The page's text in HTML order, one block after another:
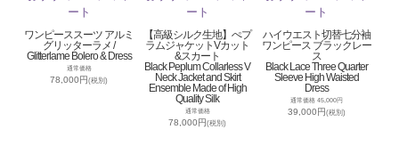
ワンピーススーツ アルミ
グリッターラメ /
Glitterlame Bolero & Dress
通常価格
78,000円(税別)
【高級シルク生地】ぺプ
ラムジャケットVカット
&スカート
Black Peplum Collarless V
Neck Jacket and Skirt
Ensemble Made of High
Quality Silk
通常価格
78,000円(税別)
ハイウエスト切替七分袖
ワンピース ブラックレー
ス
Black Lace Three Quarter
Sleeve High Waisted
Dress
通常価格 45,000円
39,000円(税別)